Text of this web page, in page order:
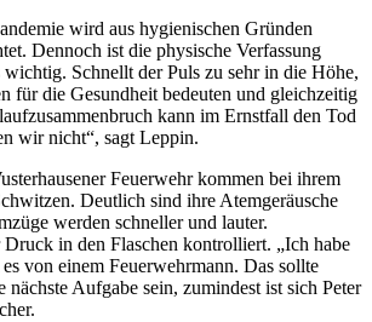
wird aus hygienischen Gründen
Dennoch ist die physische Verfassung
wichtig. Schnellt der Puls zu sehr in die Höhe,
für die Gesundheit bedeuten und gleichzeitig
kann im Ernstfall den Tod
wir nicht“, sagt Leppin.
Feuerwehr kommen bei ihrem
Deutlich sind ihre Atemgeräusche
werden schneller und lauter.
in den Flaschen kontrolliert. „Ich habe
von einem Feuerwehrmann. Das sollte
Aufgabe sein, zumindest ist sich Peter